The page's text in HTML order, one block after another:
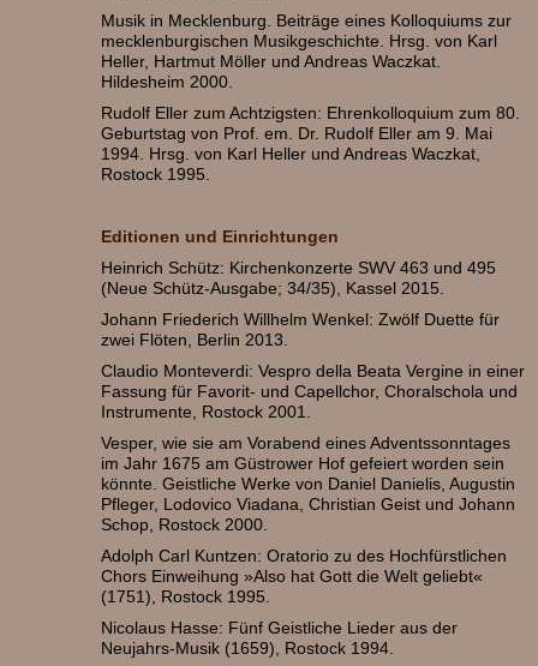
Musik in Mecklenburg. Beiträge eines Kolloquiums zur
mecklenburgischen Musikgeschichte. Hrsg. von Karl
Heller, Hartmut Möller und Andreas Waczkat.
Hildesheim 2000.
Rudolf Eller zum Achtzigsten: Ehrenkolloquium zum 80.
Geburtstag von Prof. em. Dr. Rudolf Eller am 9. Mai
1994. Hrsg. von Karl Heller und Andreas Waczkat,
Rostock 1995.
Editionen und Einrichtungen
Heinrich Schütz: Kirchenkonzerte SWV 463 und 495
(Neue Schütz-Ausgabe; 34/35), Kassel 2015.
Johann Friederich Willhelm Wenkel: Zwölf Duette für
zwei Flöten, Berlin 2013.
Claudio Monteverdi: Vespro della Beata Vergine in einer
Fassung für Favorit- und Capellchor, Choralschola und
Instrumente, Rostock 2001.
Vesper, wie sie am Vorabend eines Adventssonntages
im Jahr 1675 am Güstrower Hof gefeiert worden sein
könnte. Geistliche Werke von Daniel Danielis, Augustin
Pfleger, Lodovico Viadana, Christian Geist und Johann
Schop, Rostock 2000.
Adolph Carl Kuntzen: Oratorio zu des Hochfürstlichen
Chors Einweihung »Also hat Gott die Welt geliebt«
(1751), Rostock 1995.
Nicolaus Hasse: Fünf Geistliche Lieder aus der
Neujahrs-Musik (1659), Rostock 1994.